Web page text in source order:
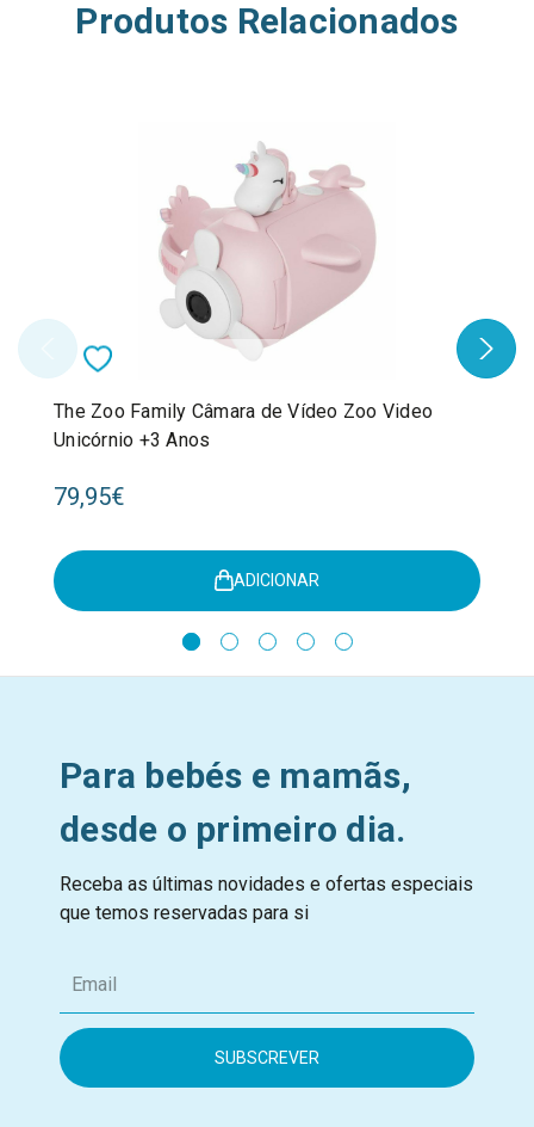
Produtos Relacionados
The Zoo Family Câmara de Vídeo Zoo Video
Unicórnio +3 Anos
79,95€
ADICIONAR
Para bebés e mamãs,
desde o primeiro dia.
Receba as últimas novidades e ofertas especiais
que temos reservadas para si
m
i